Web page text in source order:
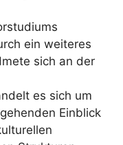
ein weiteres
sich an der
es sich um
Einblick